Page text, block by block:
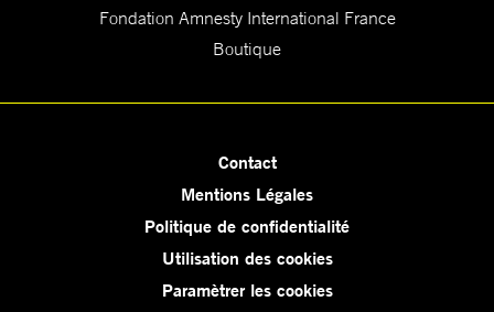
Fondation Amnesty International France
Boutique
Contact
Mentions Légales
Politique de confidentialité
Utilisation des cookies
Paramètrer les cookies